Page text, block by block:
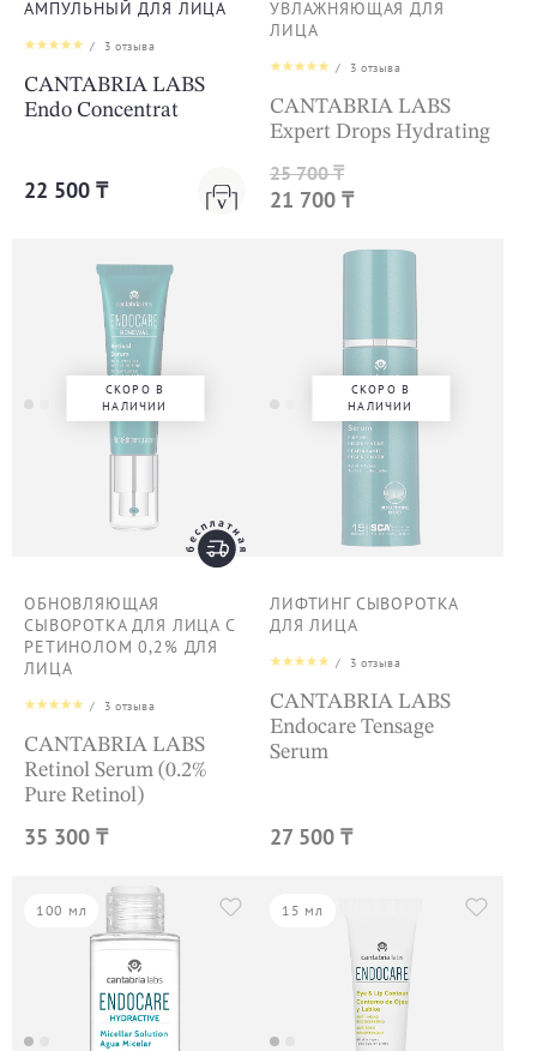
АМПУЛЬНЫЙ ДЛЯ ЛИЦА
/ 3 отзыва
CANTABRIA LABS
Endo Concentrat
22 500 ₸
УВЛАЖНЯЮЩАЯ ДЛЯ
ЛИЦА
/ 3 отзыва
CANTABRIA LABS
Expert Drops Hydrating
25 700 ₸
21 700 ₸
СКОРО В
НАЛИЧИИ
ОБНОВЛЯЮЩАЯ
СЫВОРОТКА ДЛЯ ЛИЦА С
РЕТИНОЛОМ 0,2% ДЛЯ
ЛИЦА
/ 3 отзыва
CANTABRIA LABS
Retinol Serum (0.2%
Pure Retinol)
35 300 ₸
СКОРО В
НАЛИЧИИ
ЛИФТИНГ СЫВОРОТКА
ДЛЯ ЛИЦА
/ 3 отзыва
CANTABRIA LABS
Endocare Tensage
Serum
27 500 ₸
100 мл 15 мл